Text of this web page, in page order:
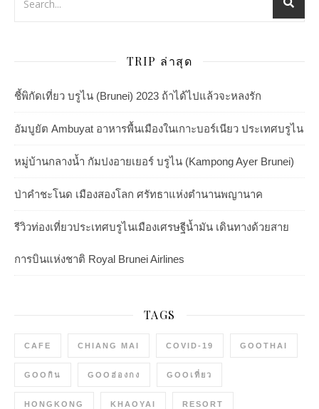
TRIP ล่าสุด
ชี้พิกัดเที่ยว บรูไน (Brunei) 2023 ถ้าได้ไปแล้วจะหลงรัก
อัมบูยัต Ambuyat อาหารพื้นเมืองในเกาะบอร์เนียว ประเทศบรูไน
หมู่บ้านกลางน้ำ กัมปงอายเยอร์ บรูไน (Kampong Ayer Brunei)
ป่าคำชะโนด เมืองสองโลก ศรัทธาแห่งตำนานพญานาค
รีวิวท่องเที่ยวประเทศบรูไนเมืองเศรษฐีน้ำมัน เดินทางด้วยสาย
การบินแห่งชาติ Royal Brunei Airlines
TAGS
CAFE CHIANG MAI COVID-19 GOOTHAI
GOOกิน GOOฮ่องกง GOOเที่ยว
HONGKONG KHAOYAI RESORT